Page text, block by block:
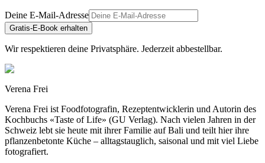
Deine E-Mail-Adresse
Gratis-E-Book erhalten
Wir respektieren deine Privatsphäre. Jederzeit abbestellbar.
Verena Frei
Verena Frei ist Foodfotografin, Rezeptentwicklerin und Autorin des
Kochbuchs «Taste of Life» (GU Verlag). Nach vielen Jahren in der
Schweiz lebt sie heute mit ihrer Familie auf Bali und teilt hier ihre
pflanzenbetonte Küche – alltagstauglich, saisonal und mit viel Liebe
fotografiert.